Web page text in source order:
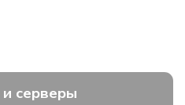
серверы